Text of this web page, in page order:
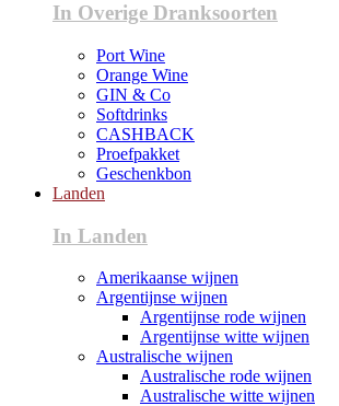
In Overige Dranksoorten
Port Wine
Orange Wine
GIN & Co
Softdrinks
CASHBACK
Proefpakket
Geschenkbon
Landen
In Landen
Amerikaanse wijnen
Argentijnse wijnen
Argentijnse rode wijnen
Argentijnse witte wijnen
Australische wijnen
Australische rode wijnen
Australische witte wijnen